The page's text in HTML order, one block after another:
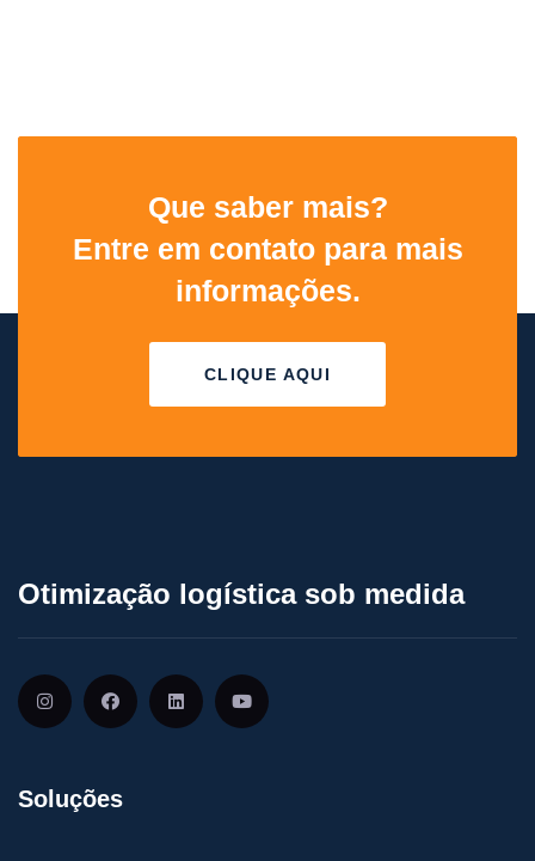
Que saber mais?
Entre em contato para mais
informações.
CLIQUE AQUI
Otimização logística sob medida
Soluções